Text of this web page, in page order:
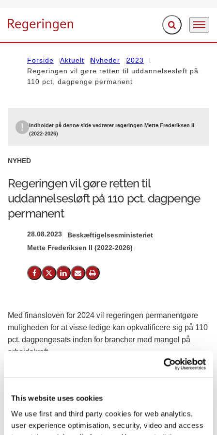
This website uses cookies
We use first and third party cookies for web analytics,
user experience optimisation, security, video and access
Gå til forsiden Fold søgefelt ud
Menu
Forside Aktuelt Nyheder
2023
Regeringen vil gøre retten til uddannelsesløft på
110 pct. dagpenge permanent
Indholdet på denne side vedrører regeringen Mette Frederiksen II
(2022-2026)
NYHED
Regeringen vil gøre retten til
uddannelsesløft på 110 pct. dagpenge
permanent
28.08.2023
Beskæftigelsesministeriet
Mette Frederiksen II (2022-2026)
Del på Facebook
Del på X (Twitter)
Del på LinkedIn
Send email
Print
Med finansloven for 2024 vil regeringen permanentgøre
muligheden for at visse ledige kan opkvalificere sig på 110
pct. dagpengesats inden for brancher med mangel på
arbejdskraft.
Muligheden for at få forhøjet dagpengesats, mens man
mangel på arbejdskraft bliver gjort permanent. Det lægger
På sit forslag til finanslov for 2024 prioriterer regeringen i